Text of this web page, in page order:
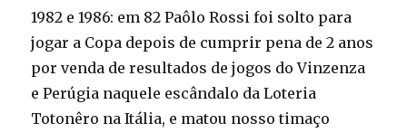
1982 e 1986: em 82 Paôlo Rossi foi solto para
jogar a Copa depois de cumprir pena de 2 anos
por venda de resultados de jogos do Vinzenza
e Perúgia naquele escândalo da Loteria
Totonêro na Itália, e matou nosso timaço